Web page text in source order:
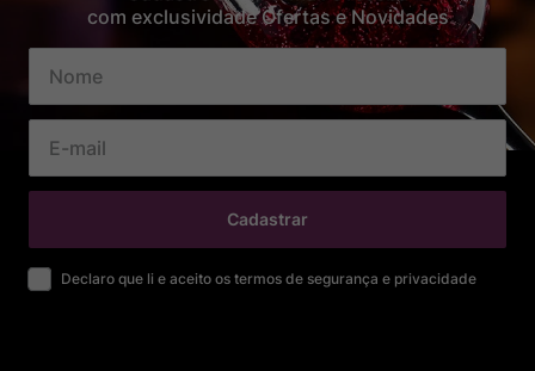
com exclusividade Ofertas e Novidades
Cadastrar
Declaro que li e aceito os termos de segurança e privacidade